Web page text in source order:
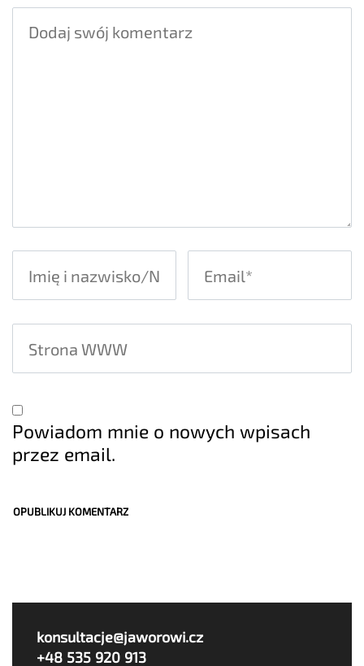
Powiadom mnie o nowych wpisach
przez email.
konsultacje@jaworowi.cz
+48 535 920 913